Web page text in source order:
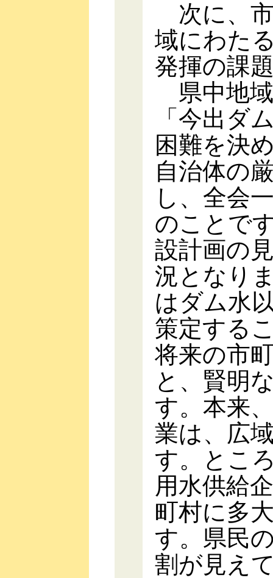
次に、
域にわた
発揮の課
県中地域
「今出ダ
困難を決
自治体の
し、全会
のことで
設計画の
況となり
はダム水
策定する
将来の市
と、賢明
す。本来
業は、広
す。とこ
用水供給
町村に多
す。県民
割が見え